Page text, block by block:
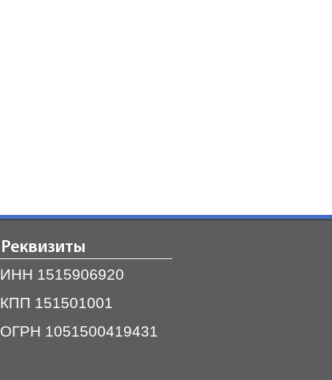
Реквизиты
ИНН 1515906920
КПП 151501001
ОГРН 1051500419431